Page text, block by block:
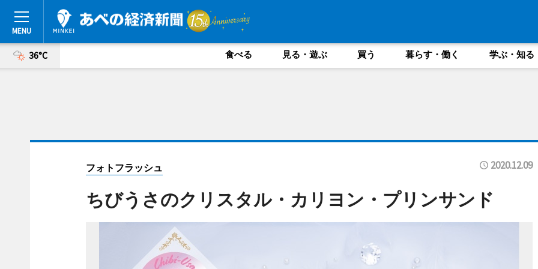
36°C 食べる 見る・遊ぶ 買う 暮らす・働く 学ぶ・知る
フォトフラッシュ 2020.12.09
ちびうさのクリスタル・カリヨン・プリンサンド